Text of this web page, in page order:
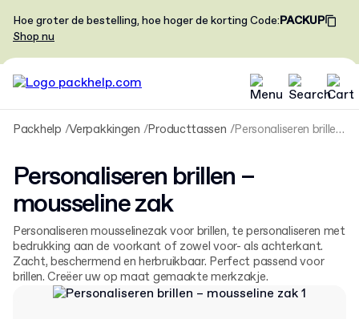
Hoe groter de bestelling, hoe hoger de korting Code:PACKUP
Shop nu
Packhelp Verpakkingen Producttassen Personaliseren brillen – mousseline zak
Personaliseren brillen –
mousseline zak
Personaliseren mousselinezak voor brillen, te personaliseren met
bedrukking aan de voorkant of zowel voor- als achterkant.
Zacht, beschermend en herbruikbaar. Perfect passend voor
brillen. Creëer uw op maat gemaakte merkzakje.